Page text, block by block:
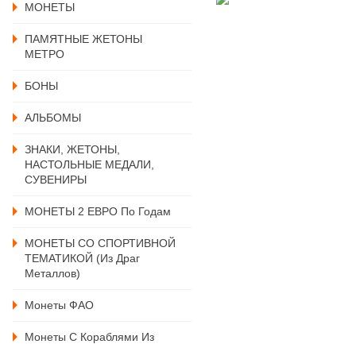
MОНЕТЫ
ПАМЯТНЫЕ ЖЕТОНЫ
МЕТРО
БОНЫ
АЛЬБОМЫ
ЗНАКИ, ЖЕТОНЫ,
НАСТОЛЬНЫЕ МЕДАЛИ,
СУВЕНИРЫ
МОНЕТЫ 2 ЕВРО По Годам
МОНЕТЫ СО СПОРТИВНОЙ
ТЕМАТИКОЙ (из Драг
Металлов)
Монеты ФАО
Монеты С Кораблями Из